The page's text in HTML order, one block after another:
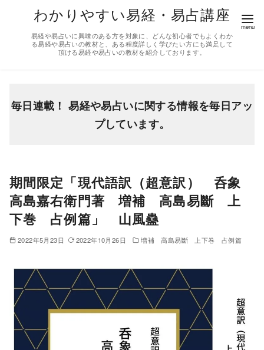
わかりやすい易経・易占講座
易経や易占いに興味のある方を対象に、どんな初心者でもよくわか
る易経や易占いの教材と、ある程度詳しく学びたい方にも満足して
頂ける易経や易占いの教材を紹介しております。
毎日連載！ 易経や易占いに関する情報を毎日アッ
プしています。
期間限定「現代語訳（超意訳） 呑象
高島嘉右衛門著 増補 高島易斷 上
下巻 占例篇」 山風蠱
2022年5月23日 2022年10月26日 増補 高島易斷 上下巻 占例篇